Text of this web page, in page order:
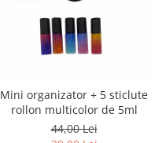
Mini organizator + 5 sticlute
rollon multicolor de 5ml
44,00 Lei